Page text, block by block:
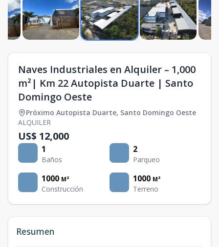
Naves Industriales en Alquiler – 1,000
m²| Km 22 Autopista Duarte | Santo
Domingo Oeste
Próximo Autopista Duarte, Santo Domingo Oeste
ALQUILER
US$ 12,000
1
Baños
2
Parqueo
1000 M²
Construcción
1000 M²
Terreno
Resumen